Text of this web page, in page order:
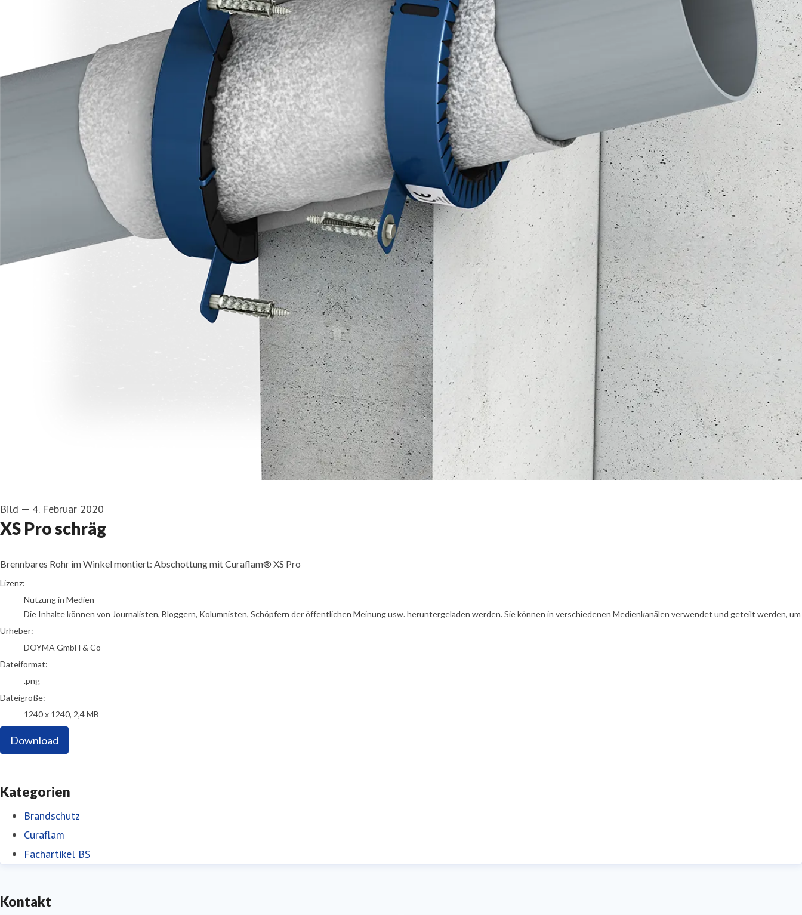
Bild — 4. Februar 2020
XS Pro schräg
Brennbares Rohr im Winkel montiert: Abschottung mit Curaflam® XS Pro
DOYMA GmbH & Co
Lizenz:
Nutzung in Medien
Die Inhalte können von Journalisten, Bloggern, Kolumnisten, Schöpfern der öffentlichen Meinung usw. heruntergeladen werden. Sie können in verschiedenen Medienkanälen verwendet und geteilt
Urheber:
DOYMA GmbH & Co
Dateiformat:
.png
Dateigröße:
1240 x 1240, 2,4 MB
Download
Kategorien
Brandschutz
Curaflam
Fachartikel BS
Kontakt